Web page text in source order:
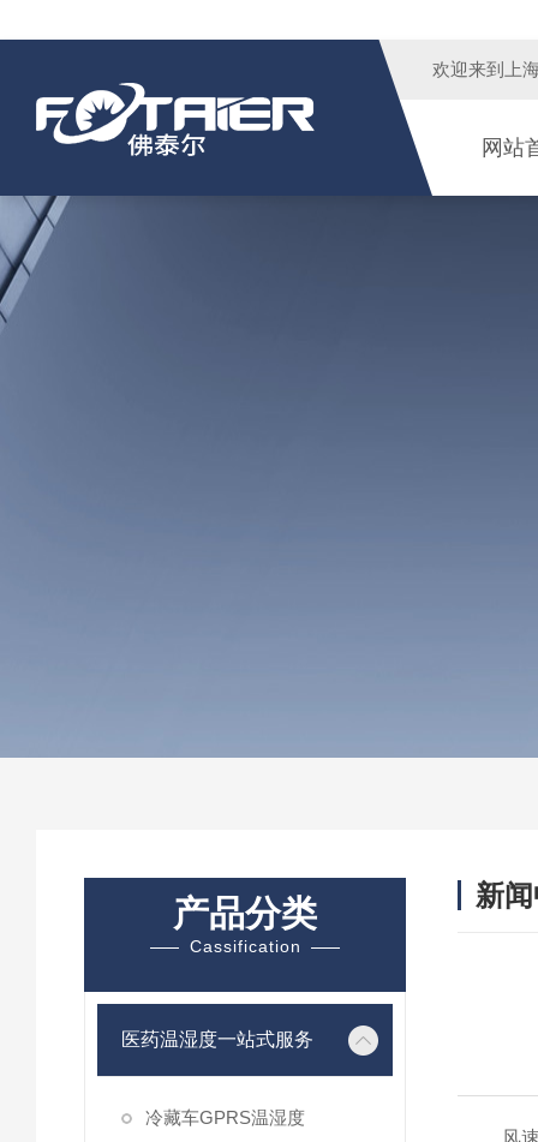
欢迎来到 上
网站
产品分类
Cassification
医药温湿度一站式服务
冷藏车GPRS温湿度
新
风速风